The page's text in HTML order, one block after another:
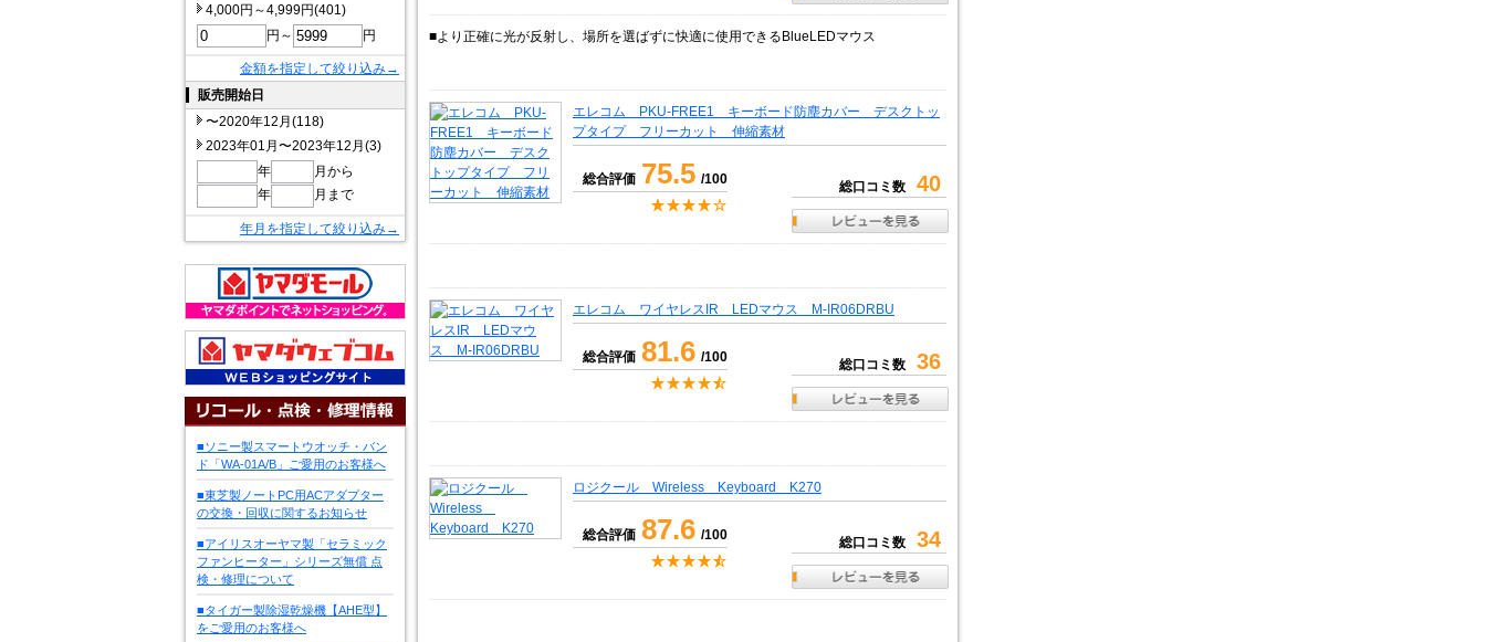
4,000円～4,999円(401)
円～
円
金額を指定して絞り込み→
販売開始日
〜2020年12月(118)
2023年01月〜2023年12月(3)
年
月から
年
月まで
年月を指定して絞り込み→
■ソニー製スマートウオッチ・バン
ド「WA-01A/B」ご愛用のお客様へ
■東芝製ノートPC用ACアダプター
の交換・回収に関するお知らせ
■アイリスオーヤマ製「セラミック
ファンヒーター」シリーズ無償 点
検・修理について
■タイガー製除湿乾燥機【AHE型】
をご愛用のお客様へ
■より正確に光が反射し、場所を選ばずに快適に使用できるBlueLEDマウス
エレコム PKU-FREE1 キーボード防塵カバー デスクトッ
プタイプ フリーカット 伸縮素材
総合評価 75.5 /100 総口コミ数 40
エレコム ワイヤレスIR LEDマウス M-IR06DRBU
総合評価 81.6 /100 総口コミ数 36
ロジクール Wireless Keyboard K270
総合評価 87.6 /100 総口コミ数 34